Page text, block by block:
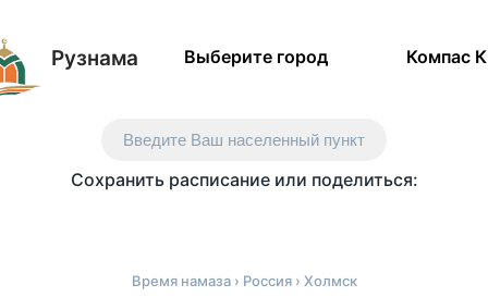
Рузнама Выберите город Компас
Введите Ваш населенный пункт
Сохранить расписание или поделиться:
Время намаза› Россия› Холмск